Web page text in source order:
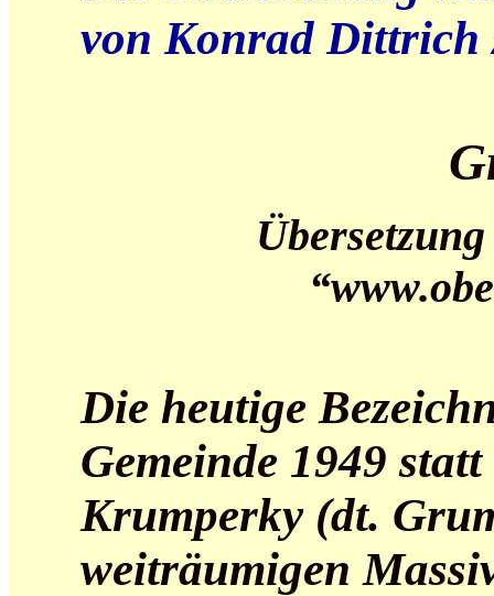
von Konrad Dittrich
Die heutige
Gemeinde 1949
Krumperky (dt.
weiträumigen